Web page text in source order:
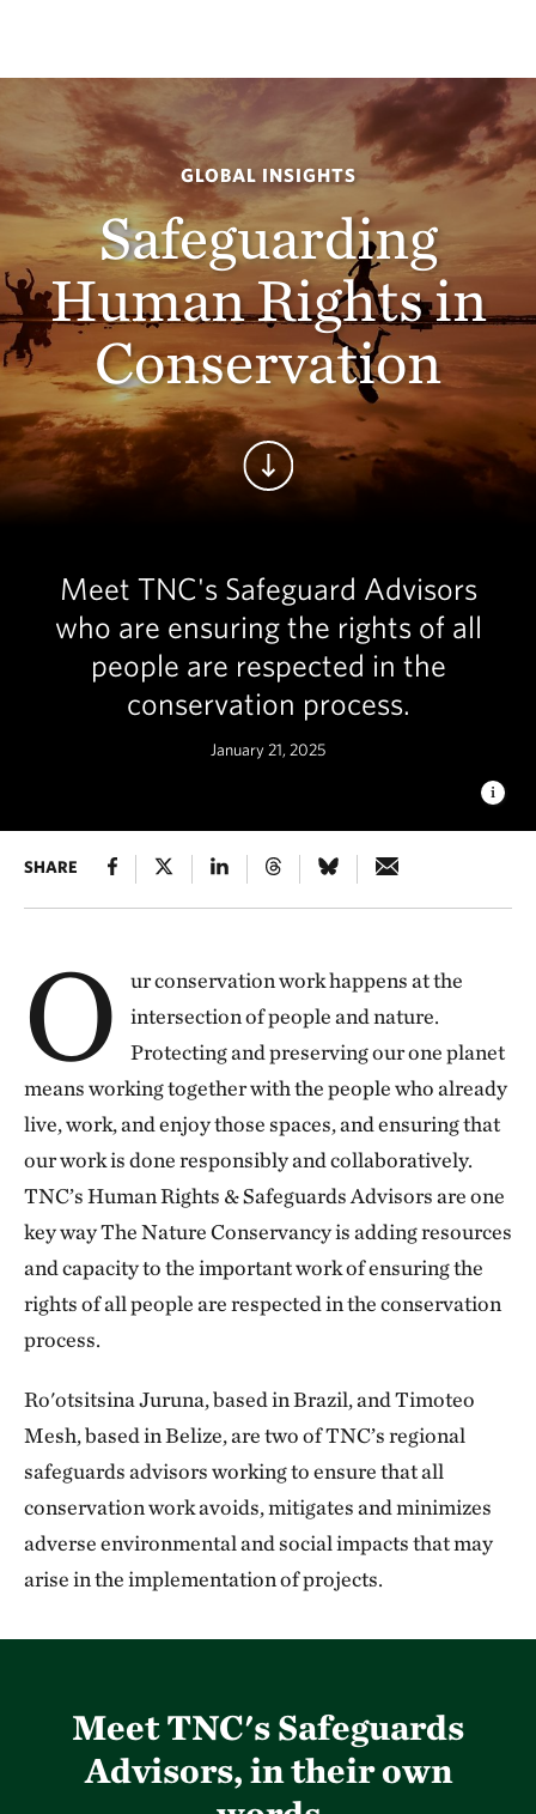
GLOBAL INSIGHTS
Safeguarding
Human Rights in
Conservation
Continue
Meet TNC's Safeguard Advisors
who are ensuring the rights of all
people are respected in the
conservation process.
January 21, 2025
HORIZON OF REFLECTION
For young and old, the ocean and
SHARE
O
ur conservation work happens at the
intersection of people and nature.
Protecting and preserving our one planet
means working together with the people who already
live, work, and enjoy those spaces, and ensuring that
our work is done responsibly and collaboratively.
TNC’s Human Rights & Safeguards Advisors are one
key way The Nature Conservancy is adding resources
and capacity to the important work of ensuring the
rights of all people are respected in the conservation
process.
Ro'otsitsina Juruna, based in Brazil, and Timoteo
Mesh, based in Belize, are two of TNC’s regional
safeguards advisors working to ensure that all
conservation work avoids, mitigates and minimizes
adverse environmental and social impacts that may
arise in the implementation of projects.
Meet TNC's Safeguards
Advisors, in their own